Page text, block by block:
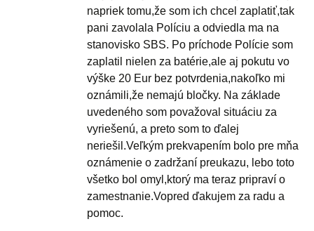
napriek tomu,že som ich chcel zaplatiť,tak
pani zavolala Políciu a odviedla ma na
stanovisko SBS. Po príchode Polície som
zaplatil nielen za batérie,ale aj pokutu vo
výške 20 Eur bez potvrdenia,nakoľko mi
oznámili,že nemajú bločky. Na základe
uvedeného som považoval situáciu za
vyriešenú, a preto som to ďalej
neriešil.Veľkým prekvapením bolo pre mňa
oznámenie o zadržaní preukazu, lebo toto
všetko bol omyl,ktorý ma teraz pripraví o
zamestnanie.Vopred ďakujem za radu a
pomoc.